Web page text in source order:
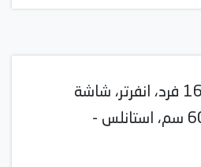
غسالة أطباق هوفر، 16 فرد، انفرتر، شاشة
ديجيتال، 10 برنامج، 60 سم، استانلس -